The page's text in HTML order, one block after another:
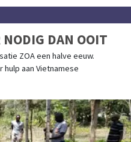
DAN OOIT
ZOA een halve eeuw.
aan Vietnamese